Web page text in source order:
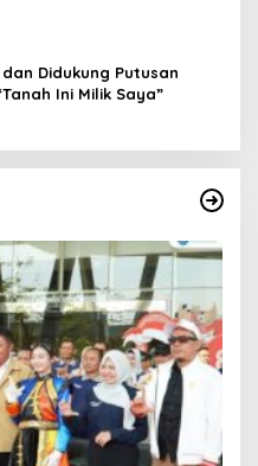
Didukung Putusan
Ini Milik Saya”